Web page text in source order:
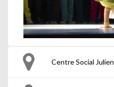
Centre Social Julien